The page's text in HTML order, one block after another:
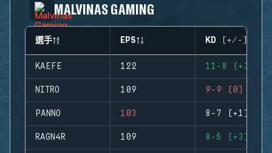
MALVINAS GAMING
選手 EPS KD (+/-)
KAEFE 122 11-8 (+3)
NITRO 109 9-9 (0)
PANNO 103 8-7 (+1)
RAGN4R 109 8-5 (+3)